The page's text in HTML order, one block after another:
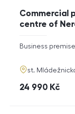
Commercial
centre of
rozměry
disposition
Business
adresa
st.
cena
24 990 Kč